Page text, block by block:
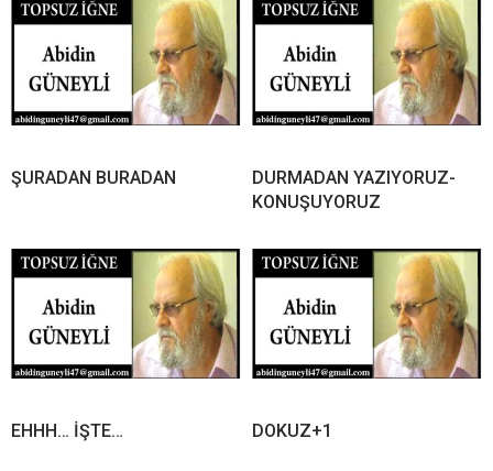
ŞURADAN BURADAN
DURMADAN YAZIYORUZ-
KONUŞUYORUZ
EHHH… İŞTE… DOKUZ+1